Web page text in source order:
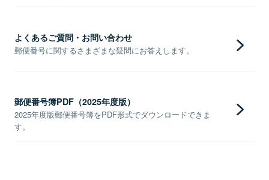
よくあるご質問・お問い合わせ
郵便番号に関するさまざまな疑問にお答えします。
郵便番号簿PDF（2025年度版）
2025年度版郵便番号簿をPDF形式でダウンロードできま
す。